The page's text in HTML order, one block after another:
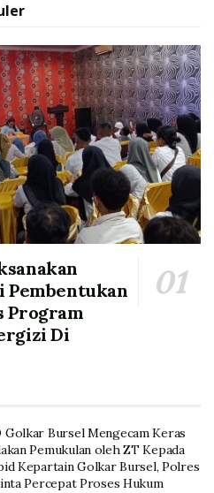
Pembentukan
Program
Di
Golkar Bursel Mengecam Keras
Pemukulan oleh ZT Kepada
Kepartain Golkar Bursel, Polres
Percepat Proses Hukum